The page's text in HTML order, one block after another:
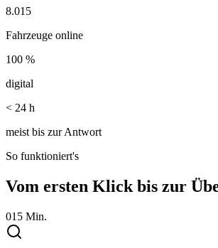
8.015
Fahrzeuge online
100 %
digital
< 24 h
meist bis zur Antwort
So funktioniert's
Vom ersten Klick bis zur
01 5 Min.